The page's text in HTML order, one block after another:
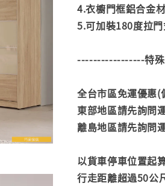
4.衣櫥門框鋁合金
5.可加裝180度拉
-----------------特
全台市區免運優惠(
東部地區請先詢問
離島地區請先詢問
以貨車停車位置起
行走距離超過50公